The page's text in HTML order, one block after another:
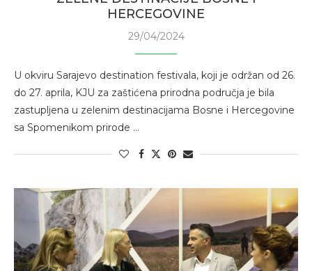
HERCEGOVINE
29/04/2024
U okviru Sarajevo destination festivala, koji je održan od 26.
do 27. aprila, KJU za zaštićena prirodna područja je bila
zastupljena u zelenim destinacijama Bosne i Hercegovine
sa Spomenikom prirode …